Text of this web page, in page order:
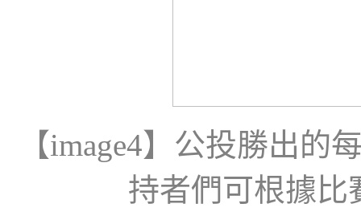
【image4】公投勝出的
持者們可根據比